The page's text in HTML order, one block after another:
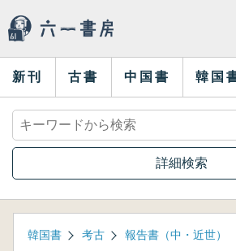
新刊 古書 中国書 韓国
詳細検索
韓国書 考古 報告書（中・近世）